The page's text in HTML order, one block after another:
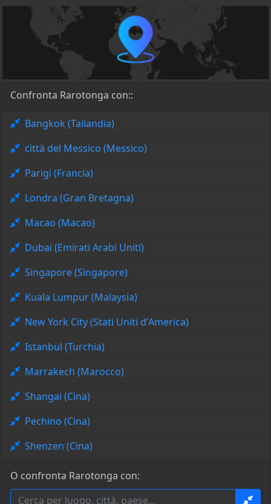
Confronta Rarotonga con::
Bangkok (Tailandia)
città del Messico (Messico)
Parigi (Francia)
Londra (Gran Bretagna)
Macao (Macao)
Dubai (Emirati Arabi Uniti)
Singapore (Singapore)
Kuala Lumpur (Malaysia)
New York City (Stati Uniti d'America)
Istanbul (Turchia)
Marrakech (Marocco)
Shangai (Cina)
Pechino (Cina)
Shenzen (Cina)
O confronta Rarotonga con: